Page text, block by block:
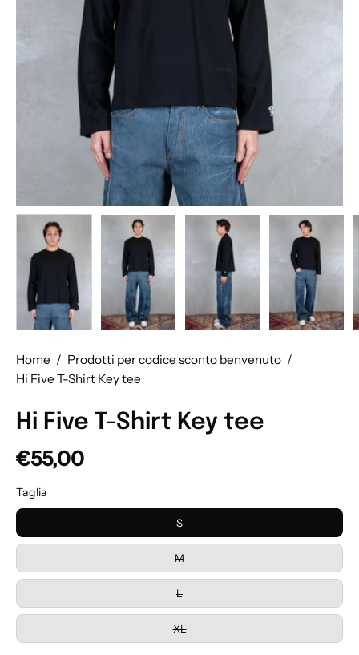
Home / Prodotti per codice sconto benvenuto /
Hi Five T-Shirt Key tee
Hi Five T-Shirt Key tee
€55,00
Taglia
S
M
L
XL